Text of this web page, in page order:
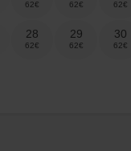
28 29 30